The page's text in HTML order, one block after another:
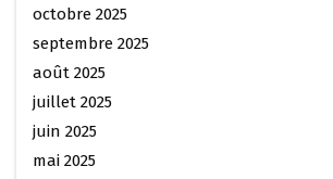
octobre 2025
septembre 2025
août 2025
juillet 2025
juin 2025
mai 2025